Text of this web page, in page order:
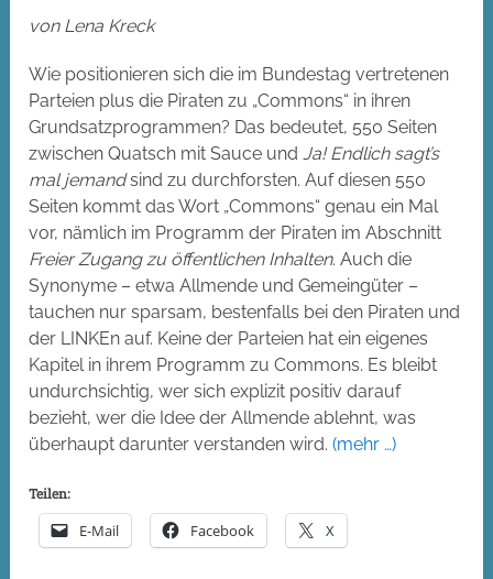
von Lena Kreck
Wie positionieren sich die im Bundestag vertretenen
Parteien plus die Piraten zu „Commons“ in ihren
Grundsatzprogrammen? Das bedeutet, 550 Seiten
zwischen Quatsch mit Sauce undJa! Endlich sagt’s
mal jemandsind zu durchforsten. Auf diesen 550
Seiten kommt das Wort „Commons“ genau ein Mal
vor, nämlich im Programm der Piraten im Abschnitt
Freier Zugang zu öffentlichen Inhalten. Auch die
Synonyme – etwa Allmende und Gemeingüter –
tauchen nur sparsam, bestenfalls bei den Piraten und
der LINKEn auf. Keine der Parteien hat ein eigenes
Kapitel in ihrem Programm zu Commons. Es bleibt
undurchsichtig, wer sich explizit positiv darauf
bezieht, wer die Idee der Allmende ablehnt, was
überhaupt darunter verstanden wird.(mehr …)
Teilen:
E-Mail Facebook X